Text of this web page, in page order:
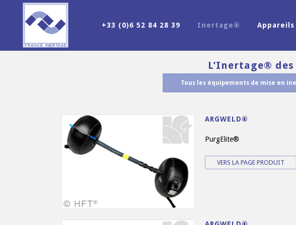
+33 (0)6 52 84 28 39 Inertage®
L’Inertage®
Tous les équipements de mise en
ARGWELD®
PurgElite®
VERS LA PAGE PRODUIT